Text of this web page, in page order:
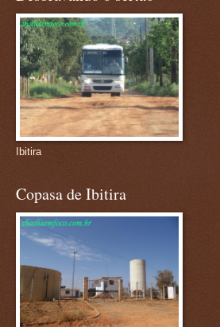
Ibitira
Copasa de Ibitira